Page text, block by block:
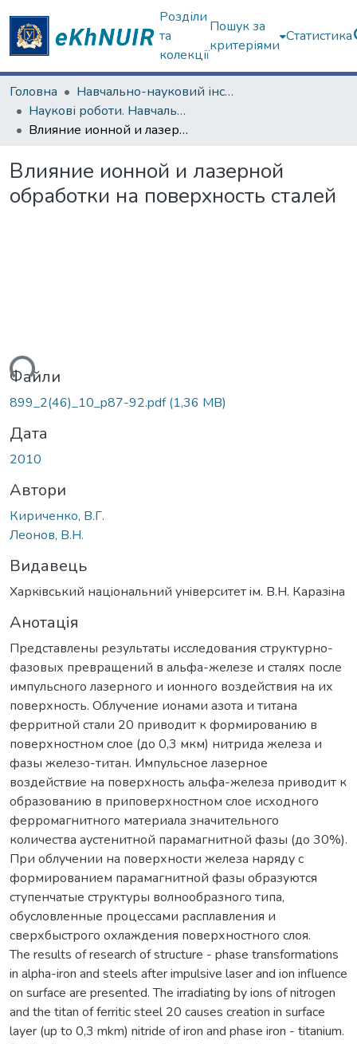
Розділи
та
колекції
Пошук за
критеріями
Статистика
Головна
Навчально-науковий інститут "Фізико-технічний факультет"
Наукові роботи. Навчально-науковий інститут "Фізико-технічний факультет"
Влияние ионной и лазерной обработки на поверхность сталей
Влияние ионной и лазерной
обработки на поверхность сталей
Файли
899_2(46)_10_p87-92.pdf(1,36 MB)
Дата
2010
Автори
Кириченко, В.Г.
Леонов, В.Н.
Видавець
Харкiвський нацiональний унiверситет iм. В.Н. Каразiна
Анотація
Представлены результаты исследования структурно-
фазовых превращений в альфа-железе и сталях после
импульсного лазерного и ионного воздействия на их
поверхность. Облучение ионами азота и титана
ферритной стали 20 приводит к формированию в
поверхностном слое (до 0,3 мкм) нитрида железа и
фазы железо-титан. Импульсное лазерное
воздействие на поверхность альфа-железа приводит к
образованию в приповерхностном слое исходного
ферромагнитного материала значительного
количества аустенитной парамагнитной фазы (до 30%).
При облучении на поверхности железа наряду с
формированием парамагнитной фазы образуются
ступенчатые структуры волнообразного типа,
обусловленные процессами расплавления и
сверхбыстрого охлаждения поверхностного слоя.
The results of research of structure - phase transformations
in alpha-iron and steels after impulsive laser and ion influence
on surface are presented. The irradiating by ions of nitrogen
and the titan of ferritic steel 20 causes creation in surface
layer (up to 0,3 mkm) nitride of iron and phase iron - titanium.